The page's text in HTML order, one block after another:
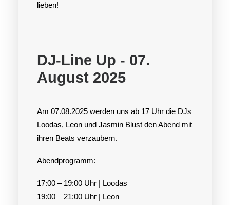
lieben!
DJ-Line Up - 07.
August 2025
Am 07.08.2025 werden uns ab 17 Uhr die DJs
Loodas, Leon und Jasmin Blust den Abend mit
ihren Beats verzaubern.
Abendprogramm:
17:00 – 19:00 Uhr | Loodas
19:00 – 21:00 Uhr | Leon